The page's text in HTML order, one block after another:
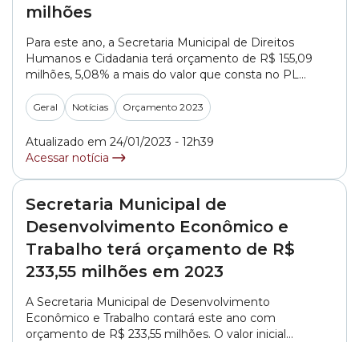
milhões
Para este ano, a Secretaria Municipal de Direitos
Humanos e Cidadania terá orçamento de R$ 155,09
milhões, 5,08% a mais do valor que consta no PL
(Projeto de Lei) 579/2022 da LOA (Lei Orçamentária
Anual) 2023. O orçamento foi aprovado na Câmara em
dezembro e está previsto na Lei nº 17.876/2022. A
secretaria tem por... »
Geral Notícias Orçamento 2023
Atualizado em 24/01/2023 - 12h39
Acessar notícia
Secretaria Municipal de
Desenvolvimento Econômico e
Trabalho terá orçamento de R$
233,55 milhões em 2023
A Secretaria Municipal de Desenvolvimento
Econômico e Trabalho contará este ano com
orçamento de R$ 233,55 milhões. O valor inicial